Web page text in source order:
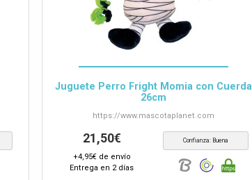
Juguete Perro Fright Momia con Cuerda
26cm
https://www.mascotaplanet.com
21,50€
+4,95€ de envío
Entrega en 2 días
Confianza: Buena